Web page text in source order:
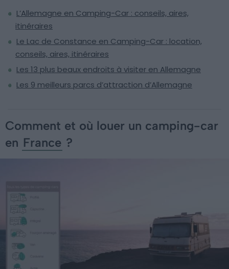
L’Allemagne en Camping-Car : conseils, aires,
itinéraires
Le Lac de Constance en Camping-Car : location,
conseils, aires, itinéraires
Les 13 plus beaux endroits à visiter en Allemagne
Les 9 meilleurs parcs d’attraction d’Allemagne
Comment et où louer un camping-car
en France ?